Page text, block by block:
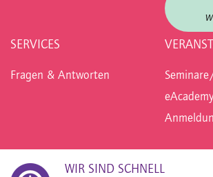
SERVICES
Fragen & Antworten
WIR SIND SCHNELL